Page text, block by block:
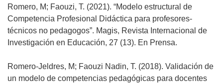
Romero, M; Faouzi, T. (2021). “Modelo estructural de
Competencia Profesional Didáctica para profesores-
técnicos no pedagogos”. Magis, Revista Internacional de
Investigación en Educación, 27 (13). En Prensa.
Romero-Jeldres, M; Faouzi Nadin, T. (2018). Validación de
un modelo de competencias pedagógicas para docentes